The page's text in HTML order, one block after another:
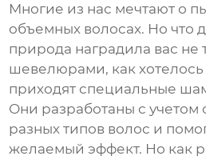
Многие из нас мечтают о
объемных волосах. Но что
природа наградила вас не
шевелюрами, как
приходят специальные
Они разработаны с учетом
разных типов волос и
желаемый эффект. Но как